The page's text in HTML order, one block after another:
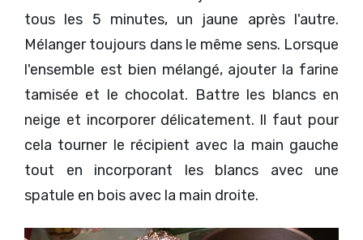
tous les 5 minutes, un jaune après l'autre.
Mélanger toujours dans le même sens. Lorsque
l'ensemble est bien mélangé, ajouter la farine
tamisée et le chocolat. Battre les blancs en
neige et incorporer délicatement. Il faut pour
cela tourner le récipient avec la main gauche
tout en incorporant les blancs avec une
spatule en bois avec la main droite.